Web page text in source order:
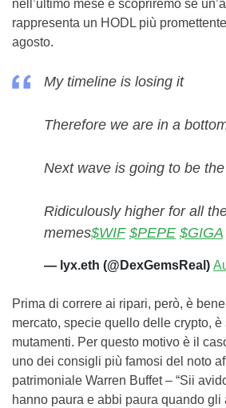
nell’ultimo mese e scopriremo se
rappresenta un HODL più
agosto.
My timeline is losing it
Therefore we are in a
Next wave is going to be
Ridiculously higher for all
memes$WIF $PEPE $GIGA
— lyx.eth (@DexGemsReal)
Prima di correre ai ripari, però, è
mercato, specie quello delle crypto,
mutamenti. Per questo motivo è il
uno dei consigli più famosi del noto
patrimoniale Warren Buffet – “Sii
hanno paura e abbi paura quando gli